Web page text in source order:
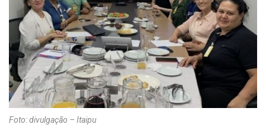
Foto: divulgação – Itaipu